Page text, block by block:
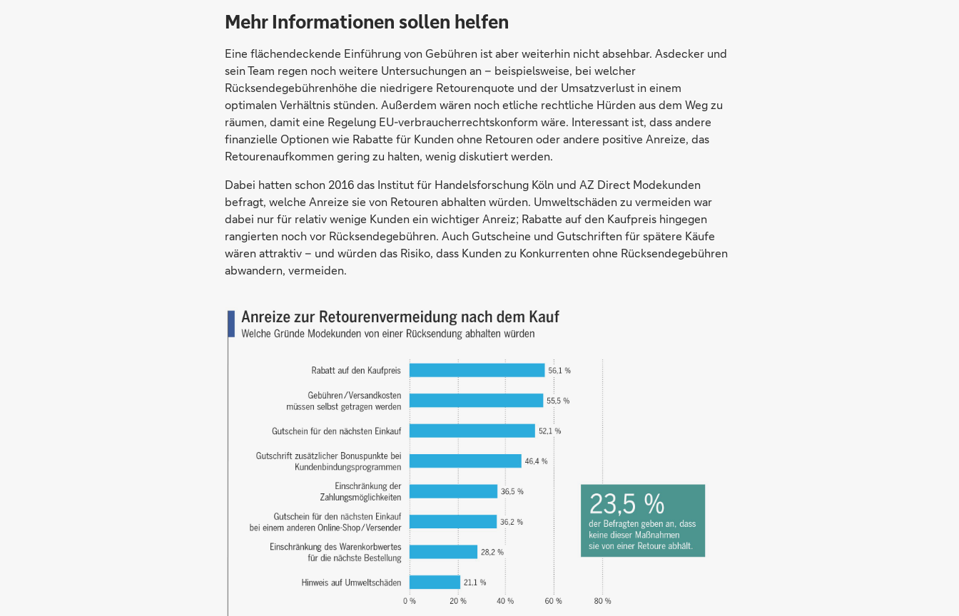
Mehr Informationen sollen helfen
Eine flächendeckende Einführung von Gebühren ist aber weiterhin nicht absehbar. Asdecker und
sein Team regen noch weitere Untersuchungen an – beispielsweise, bei welcher
Rücksendegebührenhöhe die niedrigere Retourenquote und der Umsatzverlust in einem
optimalen Verhältnis stünden. Außerdem wären noch etliche rechtliche Hürden aus dem Weg zu
räumen, damit eine Regelung EU-verbraucherrechtskonform wäre. Interessant ist, dass andere
finanzielle Optionen wie Rabatte für Kunden ohne Retouren oder andere positive Anreize, das
Retourenaufkommen gering zu halten, wenig diskutiert werden.
Dabei hatten schon 2016 das Institut für Handelsforschung Köln und AZ Direct Modekunden
befragt, welche Anreize sie von Retouren abhalten würden. Umweltschäden zu vermeiden war
dabei nur für relativ wenige Kunden ein wichtiger Anreiz; Rabatte auf den Kaufpreis hingegen
rangierten noch vor Rücksendegebühren. Auch Gutscheine und Gutschriften für spätere Käufe
wären attraktiv – und würden das Risiko, dass Kunden zu Konkurrenten ohne Rücksendegebühren
abwandern, vermeiden.